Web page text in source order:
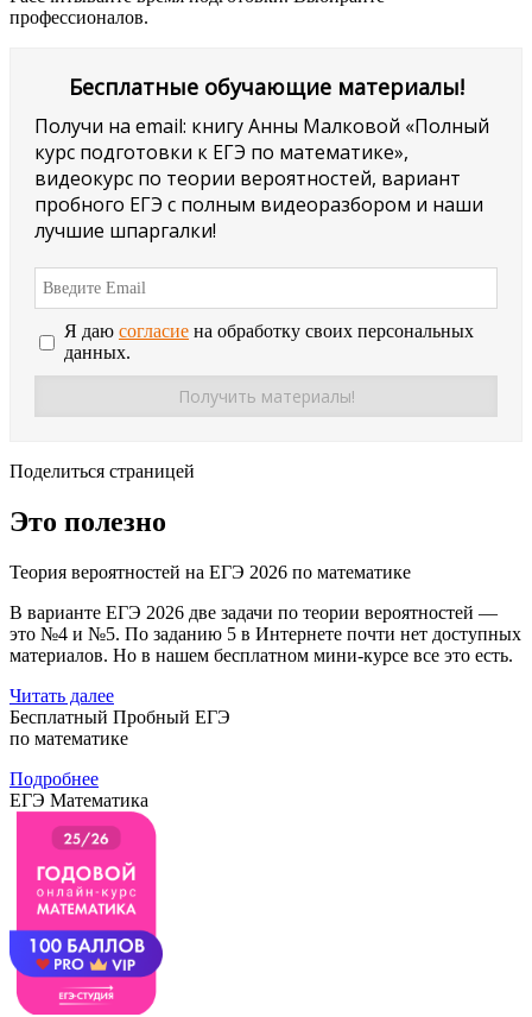
профессионалов.
Бесплатные обучающие материалы!
Получи на email: книгу Анны Малковой «Полный
курс подготовки к ЕГЭ по математике»,
видеокурс по теории вероятностей, вариант
пробного ЕГЭ с полным видеоразбором и наши
лучшие шпаргалки!
Я даю согласие на обработку своих персональных
данных.
Поделиться страницей
Это полезно
Теория вероятностей на ЕГЭ 2026 по математике
В варианте ЕГЭ 2026 две задачи по теории вероятностей —
это №4 и №5. По заданию 5 в Интернете почти нет доступных
материалов. Но в нашем бесплатном мини-курсе все это есть.
Читать далее
Бесплатный Пробный ЕГЭ
по математике
Подробнее
ЕГЭ Математика